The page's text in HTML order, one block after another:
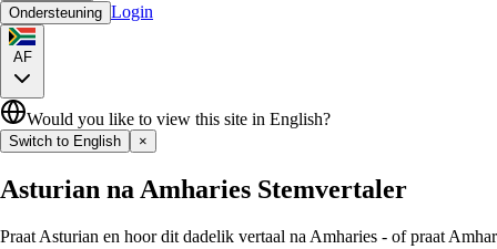
Ondersteuning Login
AF
Would you like to view this site in English?
Switch to English ×
Asturian na Amharies Stemvertaler
Praat Asturian en hoor dit dadelik vertaal na Amharies - of praat